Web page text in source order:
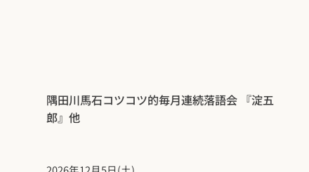
隅田川馬石コツコツ的毎月連続落語会 『淀五
郎』他